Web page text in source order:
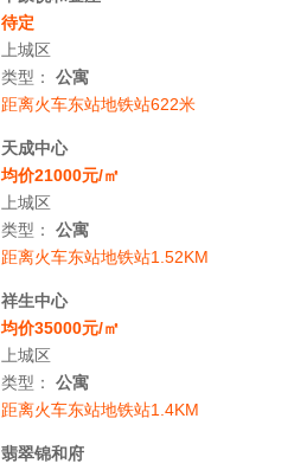
待定
上城区
类型：公寓
距离火车东站地铁站622米
天成中心
均价21000元/㎡
上城区
类型：公寓
距离火车东站地铁站1.52KM
祥生中心
均价35000元/㎡
上城区
类型：公寓
距离火车东站地铁站1.4KM
翡翠锦和府